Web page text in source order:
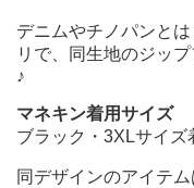
デニムやチノパンと
リで、同生地のジッ
♪
マネキン着用サイズ
ブラック・3XLサイズ
同デザインのアイテ